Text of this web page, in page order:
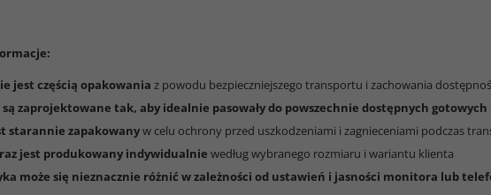
jest częścią opakowania z powodu bezpieczniejszego transportu i zachowania
zaprojektowane tak, aby idealnie pasowały do powszechnie dostępnych gotowych
starannie zapakowanyw celu ochrony przed uszkodzeniami i zagnieceniami podczas
jest produkowany indywidualnie według wybranego rozmiaru i wariantu klienta
może się nieznacznie różnić w zależności od ustawień i jasności monitora lub